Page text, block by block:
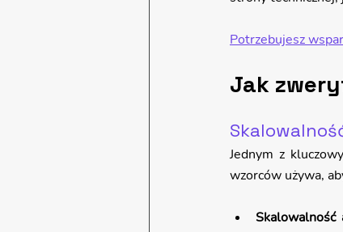
Potrzebujesz
Jak
Jednym z
wzorców używa,
Skalowalność